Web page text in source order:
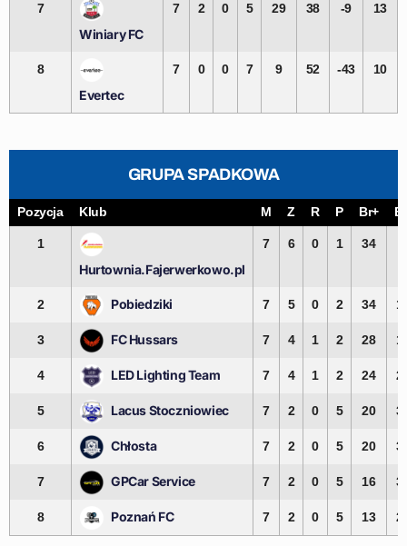
7
Winiary FC
7 2 0 5 29 38 -9 13
8
Evertec
7 0 0 7 9 52 -43 10
GRUPA SPADKOWA
Pozycja Klub M Z R P Br+
1
Hurtownia.Fajerwerkowo.pl
7 6 0 1 34
2 Pobiedziki 7 5 0 2 34
3 FC Hussars 7 4 1 2 28
4 LED Lighting Team 7 4 1 2 24
5 Lacus Stoczniowiec 7 2 0 5 20
6 Chłosta 7 2 0 5 20
7 GPCar Service 7 2 0 5 16
8 Poznań FC 7 2 0 5 13